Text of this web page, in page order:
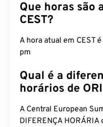
Que horas são
CEST?
A hora atual em CEST
pm
Qual é a
horários de
A Central European
DIFERENÇA